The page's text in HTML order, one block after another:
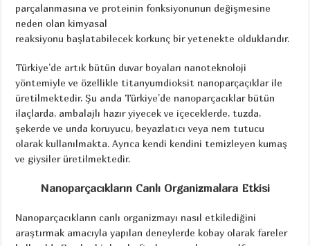
parçalanmasına ve proteinin fonksiyonunun değişmesine
neden olan kimyasal
reaksiyonu başlatabilecek korkunç bir yetenekte olduklarıdır.
Türkiye’de artık bütün duvar boyaları nanoteknoloji
yöntemiyle ve özellikle titanyumdioksit nanoparçaçıklar ile
üretilmektedir. Şu anda Türkiye’de nanoparçacıklar bütün
ilaçlarda, ambalajlı hazır yiyecek ve içeceklerde, tuzda,
şekerde ve unda koruyucu, beyazlatıcı veya nem tutucu
olarak kullanılmakta. Ayrıca kendi kendini temizleyen kumaş
ve giysiler üretilmektedir.
Nanoparçacıkların Canlı Organizmalara Etkisi
Nanoparçacıkların canlı organizmayı nasıl etkilediğini
araştırmak amacıyla yapılan deneylerde kobay olarak fareler